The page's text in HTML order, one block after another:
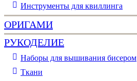
Инструменты для квиллинга
ОРИГАМИ
РУКОДЕЛИЕ
Наборы для вышивания бисером
Ткани